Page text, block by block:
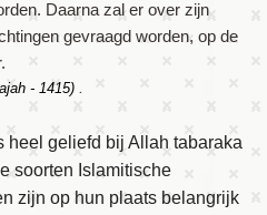
Daarna zal er over zijn
gevraagd worden, op de
- 1415) .
heel geliefd bij Allah tabaraka
soorten Islamitische
zijn op hun plaats belangrijk